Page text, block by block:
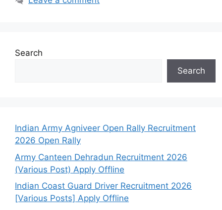
Search
Search
Indian Army Agniveer Open Rally Recruitment
2026 Open Rally
Army Canteen Dehradun Recruitment 2026
(Various Post) Apply Offline
Indian Coast Guard Driver Recruitment 2026
[Various Posts] Apply Offline